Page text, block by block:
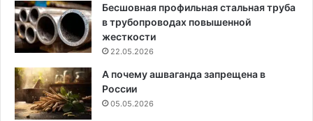
Бесшовная профильная стальная труба
в трубопроводах повышенной
жесткости
22.05.2026
А почему ашваганда запрещена в
России
05.05.2026